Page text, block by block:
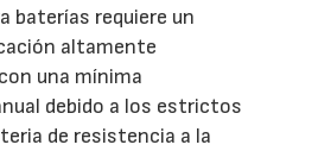
baterías requiere un
altamente
una mínima
debido a los estrictos
de resistencia a la